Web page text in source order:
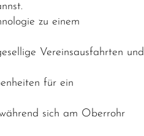
zu einem
Vereinsausfahrten und
für ein
sich am Oberrohr